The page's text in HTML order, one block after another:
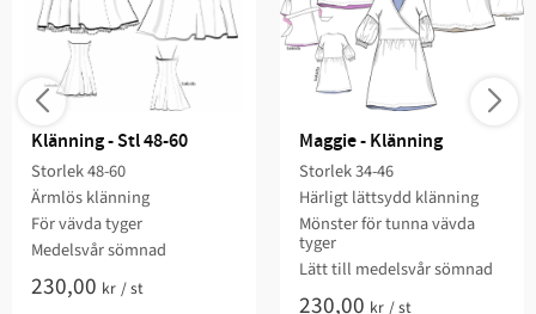
Klänning - Stl 48-60
Storlek 48-60​​​
Ärmlös klänning​​
För vävda tyger​
​Medelsvår sömnad​​​​​
230,00 kr /st
Maggie - Klänning
Storlek 34-46​
Härligt lättsydd klänning​
Mönster för tunna vävda
tyger​
​Lätt till medelsvår sömnad​​​​
230,00 kr /st